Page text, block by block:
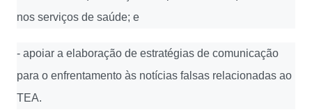
nos serviços de saúde; e
- apoiar a elaboração de estratégias de comunicação
para o enfrentamento às notícias falsas relacionadas ao
TEA.